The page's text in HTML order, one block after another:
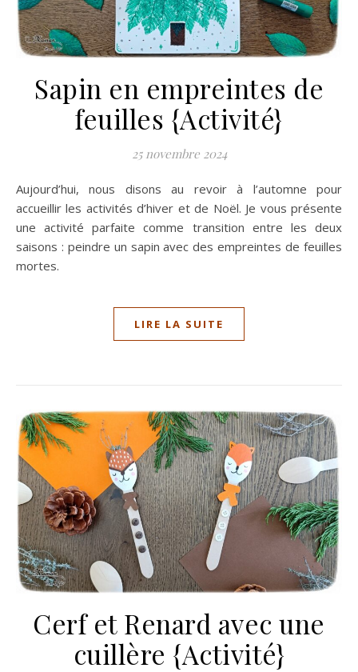
Sapin en empreintes de
feuilles {Activité}
25 novembre 2024
Aujourd’hui, nous disons au revoir à l’automne pour
accueillir les activités d’hiver et de Noël. Je vous présente
une activité parfaite comme transition entre les deux
saisons : peindre un sapin avec des empreintes de feuilles
mortes.
LIRE LA SUITE
Cerf et Renard avec une
cuillère {Activité}